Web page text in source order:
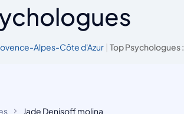
Alpes-Côte d'Azur | Top Psychologues :
Jade Denisoff molina